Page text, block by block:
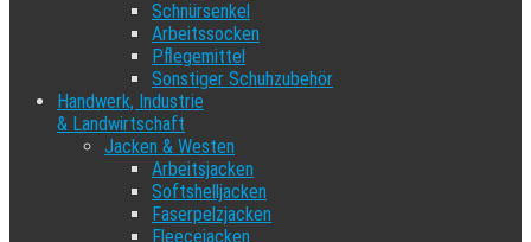
Schnürsenkel
Arbeitssocken
Pflegemittel
Sonstiger Schuhzubehör
Handwerk, Industrie
& Landwirtschaft
Jacken & Westen
Arbeitsjacken
Softshelljacken
Faserpelzjacken
Fleecejacken